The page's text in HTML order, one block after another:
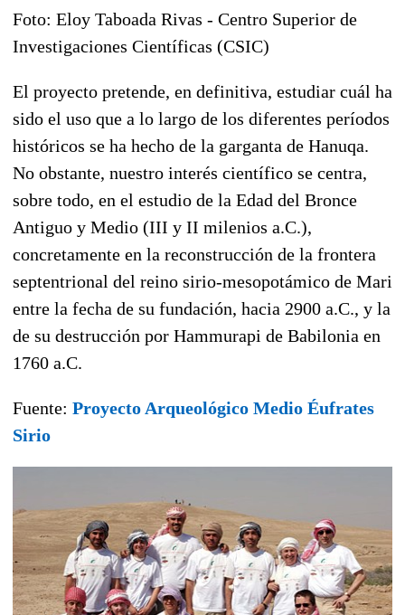
Foto: Eloy Taboada Rivas - Centro Superior de
Investigaciones Científicas (CSIC)
El proyecto pretende, en definitiva, estudiar cuál ha
sido el uso que a lo largo de los diferentes períodos
históricos se ha hecho de la garganta de Hanuqa.
No obstante, nuestro interés científico se centra,
sobre todo, en el estudio de la Edad del Bronce
Antiguo y Medio (III y II milenios a.C.),
concretamente en la reconstrucción de la frontera
septentrional del reino sirio-mesopotámico de Mari
entre la fecha de su fundación, hacia 2900 a.C., y la
de su destrucción por Hammurapi de Babilonia en
1760 a.C.
Fuente: Proyecto Arqueológico Medio Éufrates
Sirio